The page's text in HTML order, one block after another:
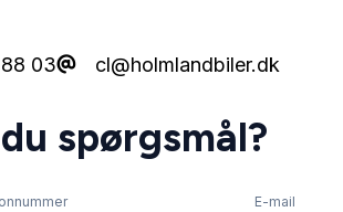
88 03 cl@holmlandbiler.dk
spørgsmål?
E-mail